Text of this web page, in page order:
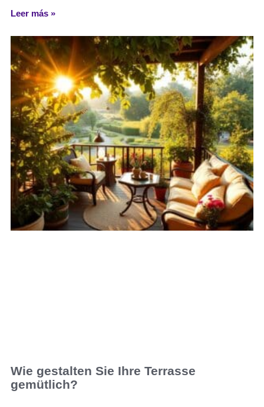
Leer más »
Wie gestalten Sie Ihre Terrasse
gemütlich?